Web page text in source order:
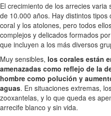
El crecimiento de los arrecies
de 10.000 años. Hay distintos
coral y los atolones, pero todos
complejos y delicados formados
que incluyen a los más diversos
Muy sensibles, los corales están
amenazadas como reflejo de la
hombre como polución y
aguas. En situaciones extremas,
zooxantelas, y lo que queda es
arrecife blanco y sin vida.